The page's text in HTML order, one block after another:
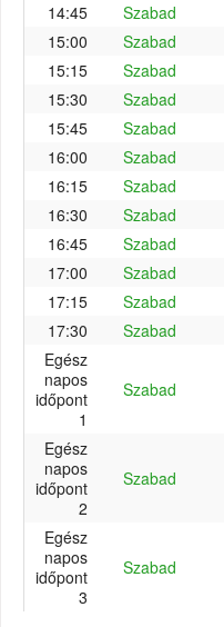
14:45
Szabad
15:00
Szabad
15:15
Szabad
15:30
Szabad
15:45
Szabad
16:00
Szabad
16:15
Szabad
16:30
Szabad
16:45
Szabad
17:00
Szabad
17:15
Szabad
17:30
Szabad
Egész
napos
időpont
1
Szabad
Egész
napos
időpont
2
Szabad
Egész
napos
időpont
3
Szabad